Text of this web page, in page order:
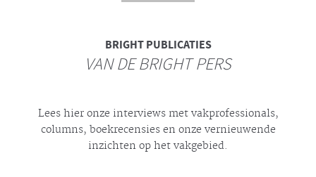
BRIGHTPUBLICATIES
VAN DE BRIGHT PERS
Lees hier onze interviews met vakprofessionals,
columns, boekrecensies en onze vernieuwende
inzichten op het vakgebied.